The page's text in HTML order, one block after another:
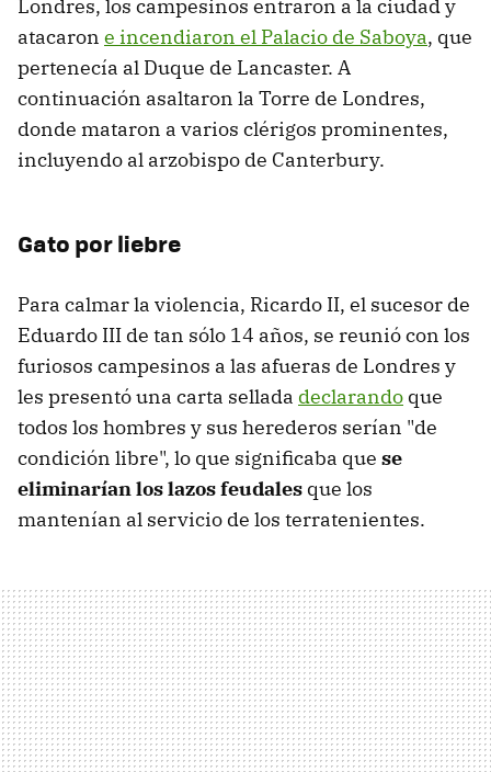
Londres, los campesinos entraron a la ciudad y
atacaron e incendiaron el Palacio de Saboya, que
pertenecía al Duque de Lancaster. A
continuación asaltaron la Torre de Londres,
donde mataron a varios clérigos prominentes,
incluyendo al arzobispo de Canterbury.
Gato por liebre
Para calmar la violencia, Ricardo II, el sucesor de
Eduardo III de tan sólo 14 años, se reunió con los
furiosos campesinos a las afueras de Londres y
les presentó una carta sellada declarando que
todos los hombres y sus herederos serían "de
condición libre", lo que significaba que se
eliminarían los lazos feudales que los
mantenían al servicio de los terratenientes.